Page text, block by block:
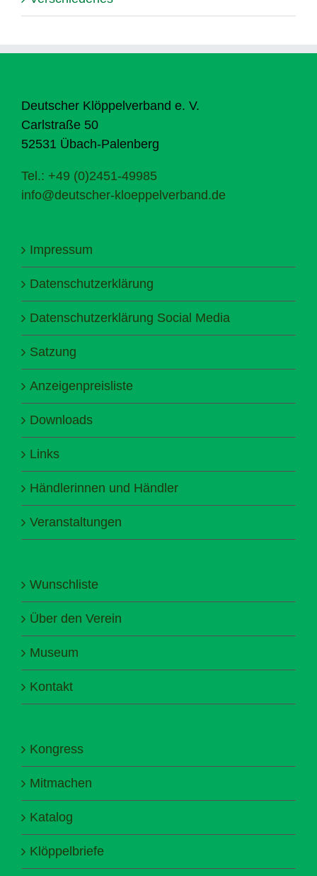
Deutscher Klöppelverband e. V.
Carlstraße 50
52531 Übach-Palenberg
Tel.: +49 (0)2451-49985
info@deutscher-kloeppelverband.de
Impressum
Datenschutzerklärung
Datenschutzerklärung Social Media
Satzung
Anzeigenpreisliste
Downloads
Links
Händlerinnen und Händler
Veranstaltungen
Wunschliste
Über den Verein
Museum
Kontakt
Kongress
Mitmachen
Katalog
Klöppelbriefe